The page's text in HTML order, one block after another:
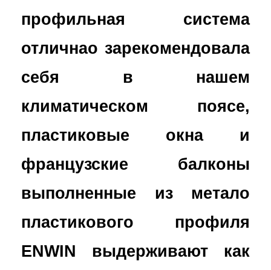
профильная система
отличнао зарекомендовала
себя в нашем
климатическом поясе,
пластиковые окна и
французские балконы
выполненные из метало
пластикового профиля
ENWIN выдерживают как